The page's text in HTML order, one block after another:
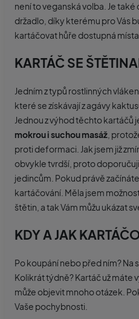
není to veganská volba. Je
držadlo, díky kterému pro Vás
kartáčovat hůře dostupná
KARTÁČ SE
Jedním z typů rostlinných
které se získávají z agávy
Jednou z výhod těchto kartáčů
mokrou i suchou masáž,
proti deformaci. Jak jsem již
obvykle tvrdší, proto
jedincům. Pokud právě
kartáčování. Měla jsem
štětin, a tak Vám můžu ukázat
KDY A JAK
Po koupání nebo před ním? Na
Kolikrát týdně? Kartáč už máte
může objevit mnoho otázek.
Vaše pochybnosti.